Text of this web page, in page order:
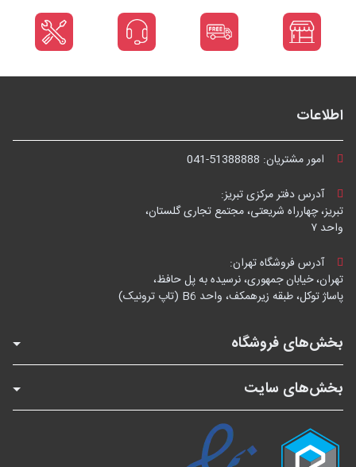
اطلاعات
امور مشتریان: 041-51388888
آدرس دفتر مرکزی تبریز:
تبریز، چهارراه شریعتی، مجتمع تجاری گلستان،
واحد ۷
آدرس فروشگاه تهران:
تهران، خیابان جمهوری، نرسیده به پل حافظ،
پاساژ توکل، طبقه زیرهمکف، واحد B6 (تاپ ترونیک)
بخش‌های فروشگاه
بخش‌های سایت